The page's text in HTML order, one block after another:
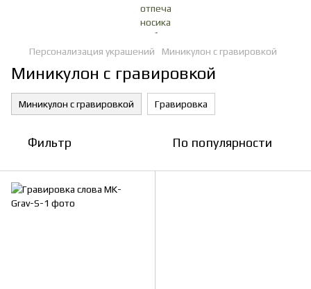
Персонализация украшений Миникулон с гравировкой
Миникулон с гравировкой
Миникулон с гравировкой Гравировка
Фильтр По популярности